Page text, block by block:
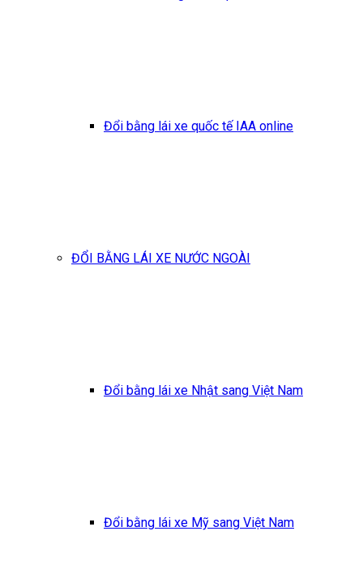
Đổi bằng lái xe quốc tế IAA online
ĐỔI BẰNG LÁI XE NƯỚC NGOÀI
Đổi bằng lái xe Nhật sang Việt Nam
Đổi bằng lái xe Mỹ sang Việt Nam